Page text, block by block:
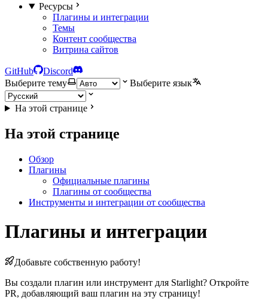
Ресурсы
Плагины и интеграции
Темы
Контент сообщества
Витрина сайтов
GitHub
Discord
Выберите тему
Выберите язык
На этой странице
На этой странице
Обзор
Плагины
Официальные плагины
Плагины от сообщества
Инструменты и интеграции от сообщества
Плагины и интеграции
Добавьте собственную работу!
Вы создали плагин или инструмент для Starlight? Откройте
PR, добавляющий ваш плагин на эту страницу!